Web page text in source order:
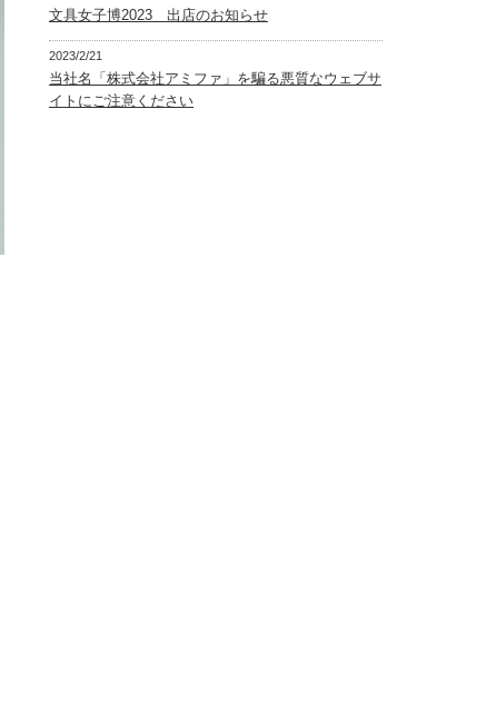
文具女子博2023 出店のお知らせ
2023/2/21
当社名「株式会社アミファ」を騙る悪質なウェブサ
イトにご注意ください